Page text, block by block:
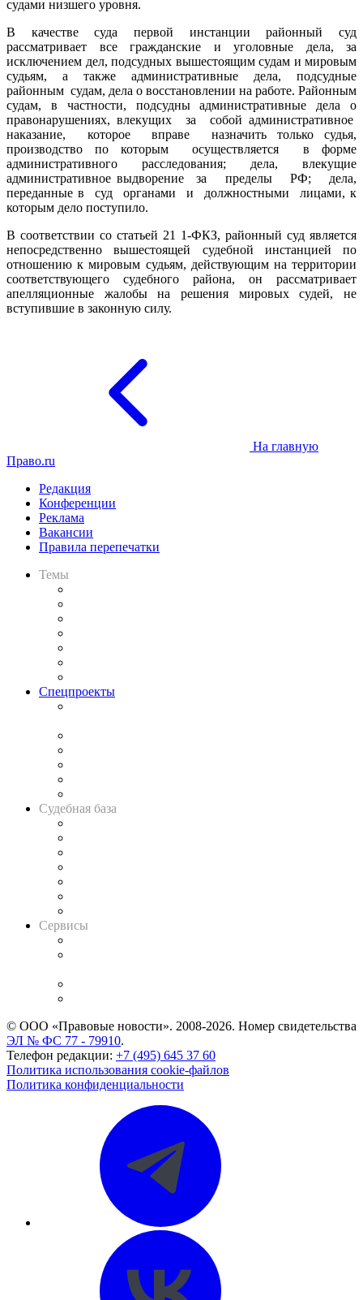
судами низшего уровня.
В качестве суда первой инстанции районный суд
рассматривает все гражданские и уголовные дела, за
исключением дел, подсудных вышестоящим судам и мировым
судьям, а также административные дела, подсудные
районным судам, дела о восстановлении на работе. Районным
судам, в частности, подсудны административные дела о
правонарушениях, влекущих за собой административное
наказание, которое вправе назначить только судья,
производство по которым осуществляется в форме
административного расследования; дела, влекущие
административное выдворение за пределы РФ; дела,
переданные в суд органами и должностными лицами, к
которым дело поступило.
В соответствии со статьей 21 1-ФКЗ, районный суд является
непосредственно вышестоящей судебной инстанцией по
отношению к мировым судьям, действующим на территории
соответствующего судебного района, он рассматривает
апелляционные жалобы на решения мировых судей, не
вступившие в законную силу.
На главную
Право.ru
Редакция
Конференции
Реклама
Вакансии
Правила перепечатки
Темы
Спецпроекты
Судебная база
Сервисы
© ООО «Правовые новости». 2008-2026. Номер свидетельства
ЭЛ № ФС 77 - 79910.
Телефон редакции: +7 (495) 645 37 60
Политика использования cookie-файлов
Политика конфиденциальности